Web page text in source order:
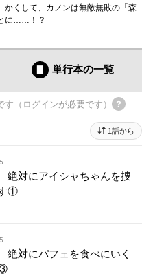
かくして、カノンは無敵無敗の「森
に……！？
単行本の一覧
す（ログインが必要です）
1話から
対にアイシャちゃんを捜
①
対にパフェを食べにいく